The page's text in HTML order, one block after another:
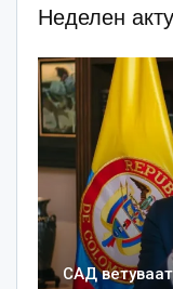
Неделен
САД